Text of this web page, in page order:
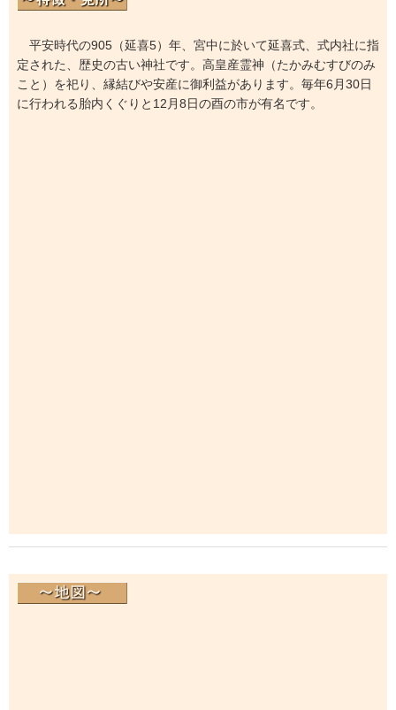
平安時代の905（延喜5）年、宮中に於いて延喜式、式内社に指
定された、歴史の古い神社です。高皇産霊神（たかみむすびのみ
こと）を祀り、縁結びや安産に御利益があります。毎年6月30日
に行われる胎内くぐりと12月8日の酉の市が有名です。